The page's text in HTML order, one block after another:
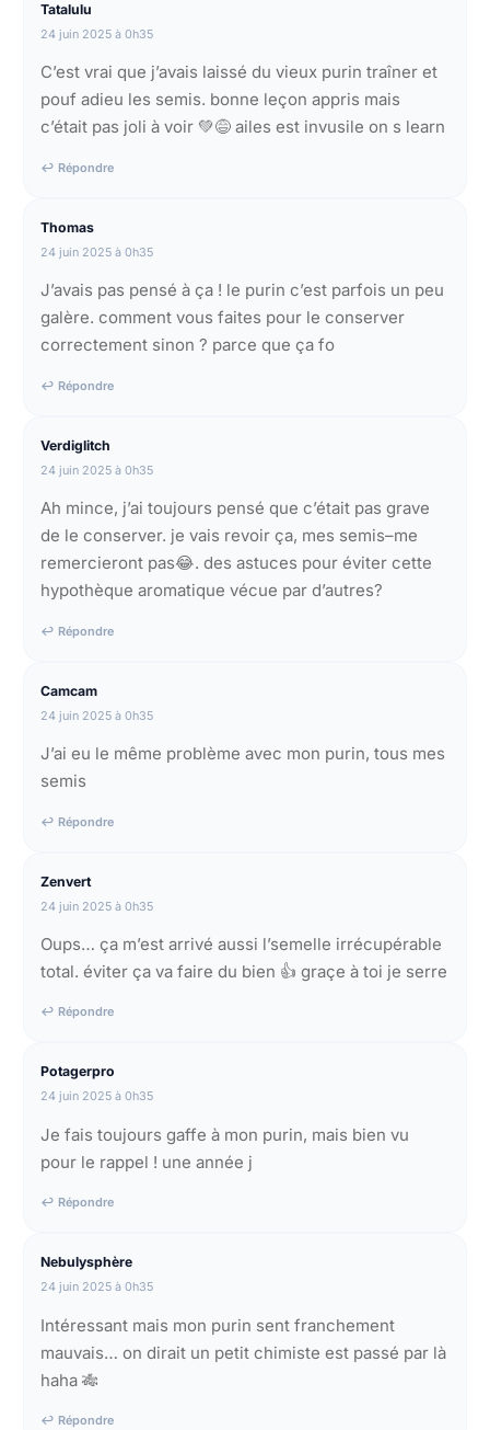
Tatalulu
24 juin 2025 à 0h35
C’est vrai que j’avais laissé du vieux purin traîner et
pouf adieu les semis. bonne leçon appris mais
c’était pas joli à voir 💚😅 ailes est invusile on s learn
↩ Répondre
Thomas
24 juin 2025 à 0h35
J’avais pas pensé à ça ! le purin c’est parfois un peu
galère. comment vous faites pour le conserver
correctement sinon ? parce que ça fo
↩ Répondre
Verdiglitch
24 juin 2025 à 0h35
Ah mince, j’ai toujours pensé que c’était pas grave
de le conserver. je vais revoir ça, mes semis–me
remercieront pas😂. des astuces pour éviter cette
hypothèque aromatique vécue par d’autres?
↩ Répondre
Camcam
24 juin 2025 à 0h35
J’ai eu le même problème avec mon purin, tous mes
semis
↩ Répondre
Zenvert
24 juin 2025 à 0h35
Oups… ça m’est arrivé aussi l’semelle irrécupérable
total. éviter ça va faire du bien 👍 graçe à toi je serre
↩ Répondre
Potagerpro
24 juin 2025 à 0h35
Je fais toujours gaffe à mon purin, mais bien vu
pour le rappel ! une année j
↩ Répondre
Nebulysphère
24 juin 2025 à 0h35
Intéressant mais mon purin sent franchement
mauvais… on dirait un petit chimiste est passé par là
haha 🎋
↩ Répondre